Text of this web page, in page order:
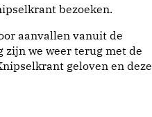
bezoeken.
aanvallen vanuit de
zijn we weer terug met de
geloven en deze